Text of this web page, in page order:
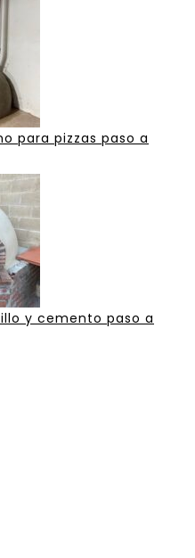
para pizzas paso a
y cemento paso a